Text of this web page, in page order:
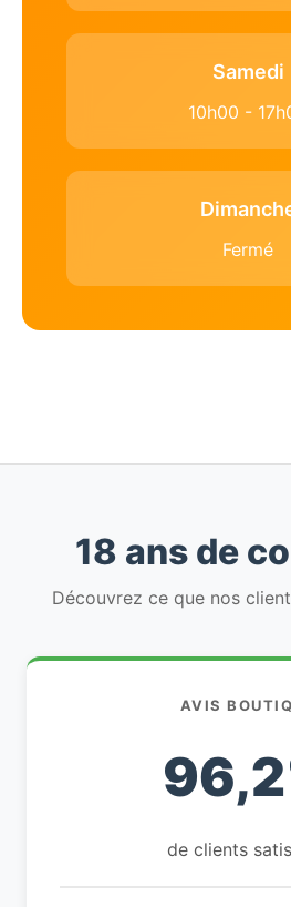
Samedi
10h00 -
Fermé
18 ans de
Découvrez ce que nos
AVIS
de clients